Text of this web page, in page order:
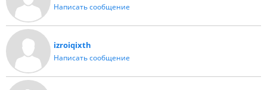
Написать сообщение
izroiqixth
Написать сообщение